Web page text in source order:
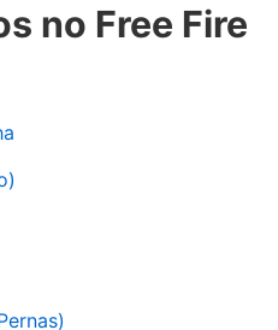
no Free Fire